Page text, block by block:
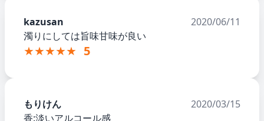
kazusan
2020/06/11
濁りにしては旨味甘味が良い
★★★★★ 5
もりけん
2020/03/15
香:淡いアルコール感